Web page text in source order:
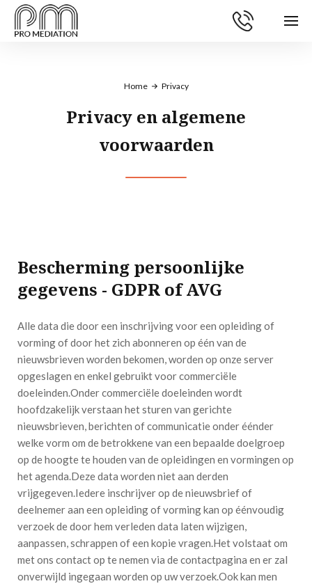
Home Privacy
Privacy en algemene
voorwaarden
Bescherming persoonlijke
gegevens - GDPR of AVG
Alle data die door een inschrijving voor een opleiding of
vorming of door het zich abonneren op één van de
nieuwsbrieven worden bekomen, worden op onze server
opgeslagen en enkel gebruikt voor commerciële
doeleinden.Onder commerciële doeleinden wordt
hoofdzakelijk verstaan het sturen van gerichte
nieuwsbrieven, berichten of communicatie onder éénder
welke vorm om de betrokkene van een bepaalde doelgroep
op de hoogte te houden van de opleidingen en vormingen op
het agenda.Deze data worden niet aan derden
vrijgegeven.Iedere inschrijver op de nieuwsbrief of
deelnemer aan een opleiding of vorming kan op éénvoudig
verzoek de door hem verleden data laten wijzigen,
aanpassen, schrappen of een kopie vragen.Het volstaat om
met ons contact op te nemen via de contactpagina en er zal
onverwijld ingegaan worden op uw verzoek.Ook kan men